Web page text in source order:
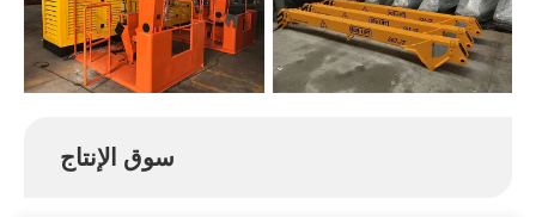
سوق الإنتاج